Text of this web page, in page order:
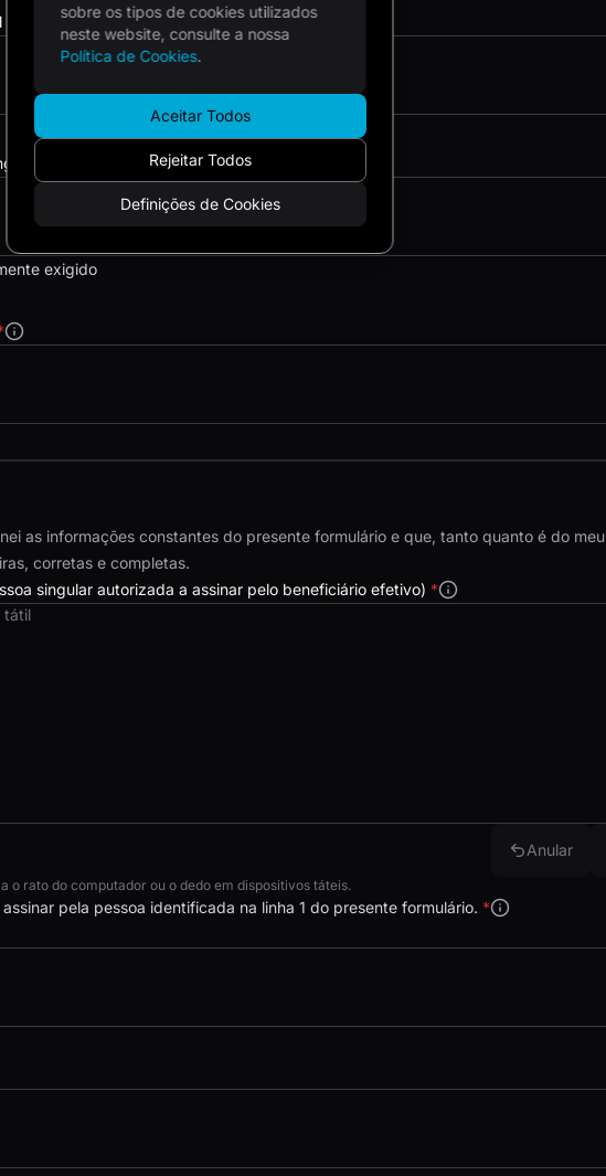
ou ITIN)
(FTIN)
exigido
as informações constantes do presente formulário e que, tanto quanto é do meu
corretas e completas.
singular autorizada a assinar pelo beneficiário efetivo) *
tátil
Anular
o rato do computador ou o dedo em dispositivos táteis.
pela pessoa identificada na linha 1 do presente formulário. *
sobre os tipos de cookies utilizados
neste website, consulte a nossa
Política de Cookies.
Aceitar Todos
Rejeitar Todos
Definições de Cookies